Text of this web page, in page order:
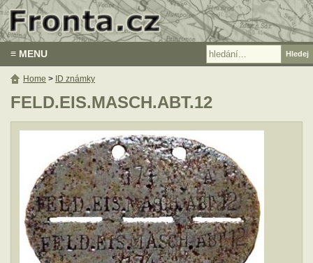
≡ MENU
FELD.EIS.MASCH.ABT.12
Home > ID známky